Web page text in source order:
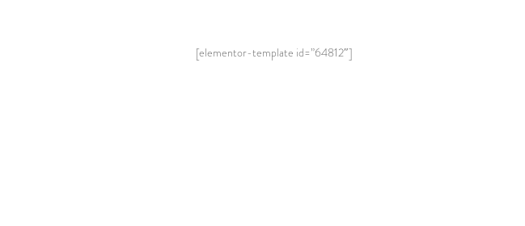
[elementor-template id=”64812″]